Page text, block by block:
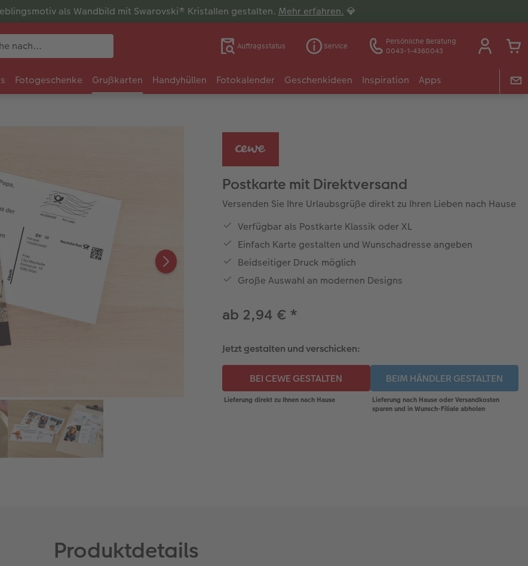
als Wandbild mit Swarovski® Kristallen gestalten. Mehr erfahren. 💎
Auftragsstatus Service
Persönliche Beratung
0043-1-4360043
Fotogeschenke Grußkarten Handyhüllen Fotokalender Geschenkideen Inspiration Apps
Postkarte mit Direktversand
Versenden Sie Ihre Urlaubsgrüße direkt zu Ihren Lieben nach Hause
Verfügbar als Postkarte Klassik oder XL
Einfach Karte gestalten und Wunschadresse angeben
Beidseitiger Druck möglich
Große Auswahl an modernen Designs
ab 2,94 € *
Jetzt gestalten und verschicken:
Produktdetails